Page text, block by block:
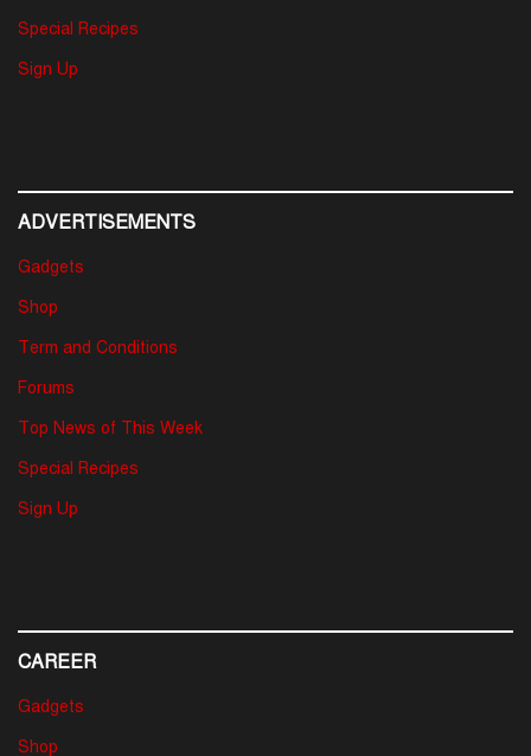
Special Recipes
Sign Up
ADVERTISEMENTS
Gadgets
Shop
Term and Conditions
Forums
Top News of This Week
Special Recipes
Sign Up
CAREER
Gadgets
Shop